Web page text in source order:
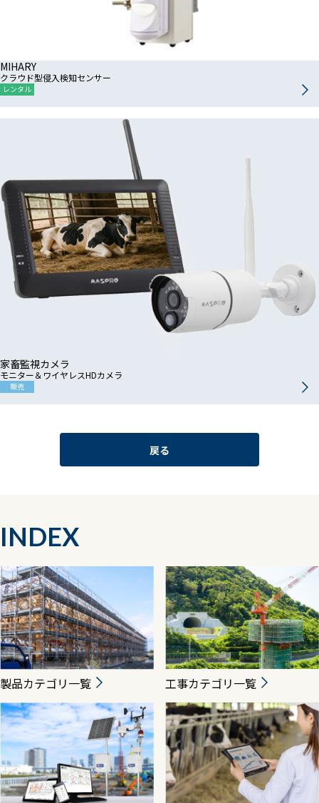
MIHARY
クラウド型侵入検知センサー
レンタル
家畜監視カメラ
モニター＆ワイヤレスHDカメラ
販売
戻る
INDEX
製品カテゴリ一覧 工事カテゴリ一覧